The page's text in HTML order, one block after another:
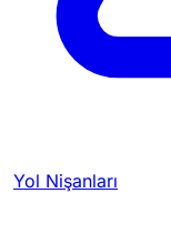
Yol Nişanları